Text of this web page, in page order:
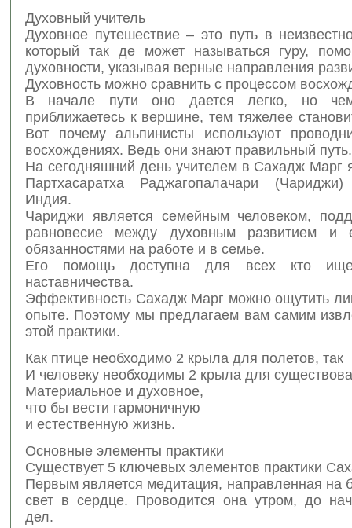
Духовный учитель
Духовное путешествие – это путь в
который так де может называться гуру,
духовности, указывая верные направления
Духовность можно сравнить с процессом
В начале пути оно дается легко, но
приближаетесь к вершине, тем тяжелее
Вот почему альпинисты используют
восхождениях. Ведь они знают правильный путь.
На сегодняшний день учителем в Сахадж Марг
Партхасаратха Раджагопалачари
Индия.
Чариджи является семейным человеком,
равновесие между духовным развитием и
обязанностями на работе и в семье.
Его помощь доступна для всех кто
наставничества.
Эффективность Сахадж Марг можно ощутить
опыте. Поэтому мы предлагаем вам самим
этой практики.
Как птице необходимо 2 крыла для полетов, так
И человеку необходимы 2 крыла для
Материальное и духовное,
что бы вести гармоничную
и естественную жизнь.
Основные элементы практики
Существует 5 ключевых элементов практики
Первым является медитация, направленная на
свет в сердце. Проводится она утром, до
дел.